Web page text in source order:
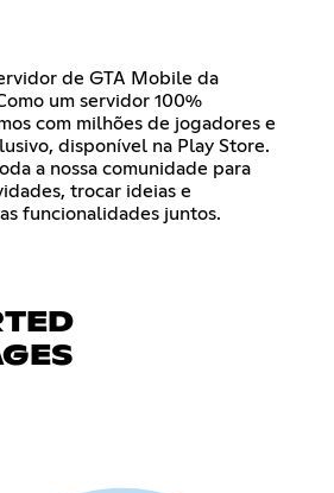
de GTA Mobile da
um servidor 100%
com milhões de jogadores e
disponível na Play Store.
a nossa comunidade para
trocar ideias e
funcionalidades juntos.